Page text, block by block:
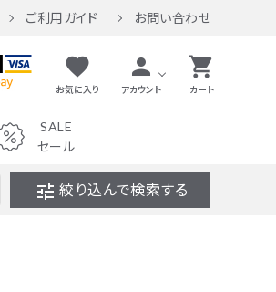
ご利用ガイド お問い合わせ
favorite
お気に入り
person
アカウント
shopping_cart
カート
SALE
セール
tune 絞り込んで検索する